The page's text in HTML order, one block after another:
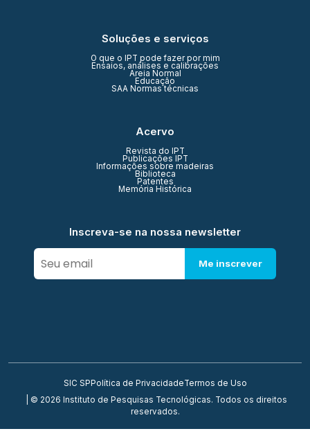
Soluções e serviços
O que o IPT pode fazer por mim
Ensaios, análises e calibrações
Areia Normal
Educação
SAA Normas técnicas
Acervo
Revista do IPT
Publicações IPT
Informações sobre madeiras
Biblioteca
Patentes
Memória Histórica
Inscreva-se na nossa newsletter
Me inscrever
SIC SP Política de PrivacidadeTermos de Uso
| © 2026 Instituto de Pesquisas Tecnológicas. Todos os direitos
reservados.